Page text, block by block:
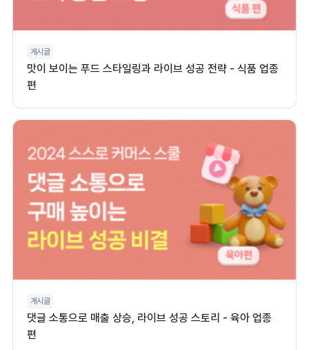
게시글
맛이 보이는 푸드 스타일링과 라이브 성공 전략 - 식품 업종
편
게시글
댓글 소통으로 매출 상승, 라이브 성공 스토리 - 육아 업종
편